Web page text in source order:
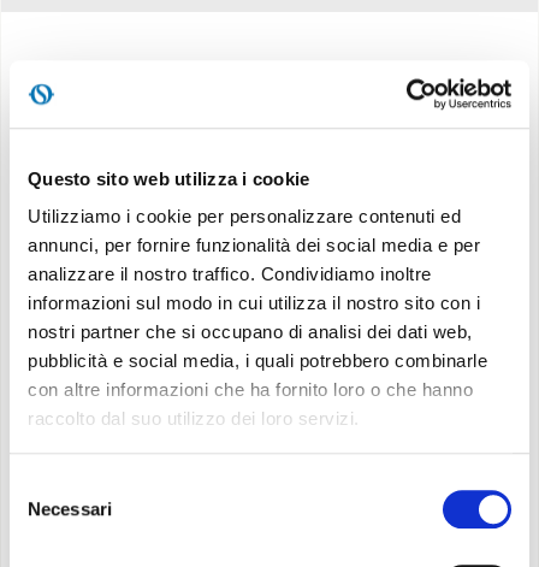
Questo sito web utilizza i cookie
Utilizziamo i cookie per personalizzare contenuti ed
annunci, per fornire funzionalità dei social media e per
analizzare il nostro traffico. Condividiamo inoltre
informazioni sul modo in cui utilizza il nostro sito con i
nostri partner che si occupano di analisi dei dati web,
pubblicità e social media, i quali potrebbero combinarle
con altre informazioni che ha fornito loro o che hanno
raccolto dal suo utilizzo dei loro servizi.
delNecessari
Specifiche
Capacità di refrigerazione:12.000 BTU/h ***
Capacità nominale di raffreddamento:2,85 kW ****
Classe energetica:A
Potenza sonora:dB (A)63
Indice di efficienza energetica nominale:EER
2,61****
Gas refrigerante:R410A *****
Niente tanica:smaltimento automatico della
Display LCD